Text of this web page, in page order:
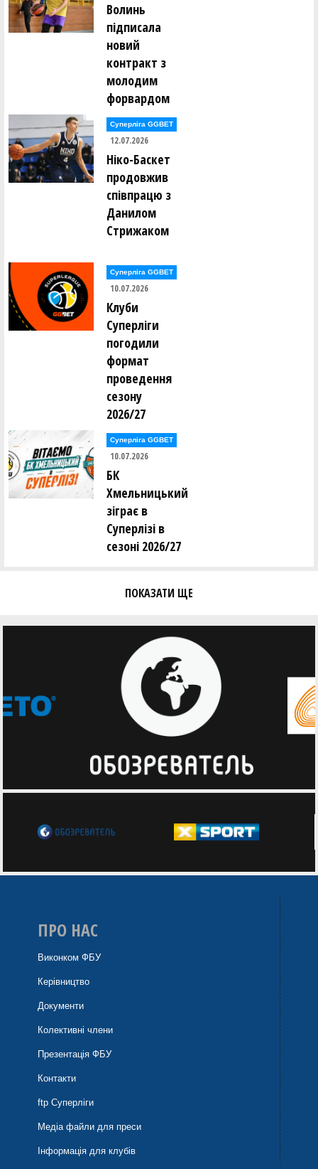
Волинь
підписала
новий
контракт з
молодим
форвардом
Суперліга GGBET
12.07.2026
Ніко-Баскет
продовжив
співпрацю з
Данилом
Стрижаком
Суперліга GGBET
10.07.2026
Клуби
Суперліги
погодили
формат
проведення
сезону
2026/27
Суперліга GGBET
10.07.2026
БК
Хмельницький
зіграє в
Суперлізі в
сезоні 2026/27
ПОКАЗАТИ ЩЕ
ПРО НАС
Виконком ФБУ
Керівництво
Документи
Колективні члени
Презентація ФБУ
Контакти
ftp Суперліги
Медіа файли для преси
Інформація для клубів